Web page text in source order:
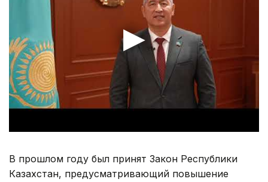
В прошлом году был принят Закон Республики
Казахстан, предусматривающий повышение